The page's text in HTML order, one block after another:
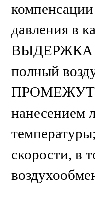
давления в
ВЫДЕРЖКА
полный
нанесением
скорости, в